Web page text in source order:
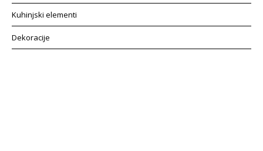
Kuhinjski elementi
Dekoracije